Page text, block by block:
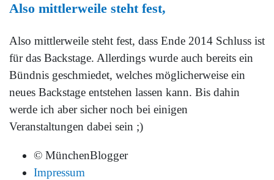
Also mittlerweile steht fest,
Also mittlerweile steht fest, dass Ende 2014 Schluss ist
für das Backstage. Allerdings wurde auch bereits ein
Bündnis geschmiedet, welches möglicherweise ein
neues Backstage entstehen lassen kann. Bis dahin
werde ich aber sicher noch bei einigen
Veranstaltungen dabei sein ;)
© MünchenBlogger
Impressum